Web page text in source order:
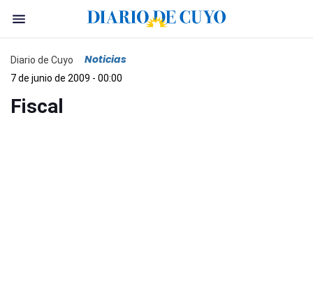
Diario de Cuyo Noticias
7 de junio de 2009 - 00:00
Fiscal